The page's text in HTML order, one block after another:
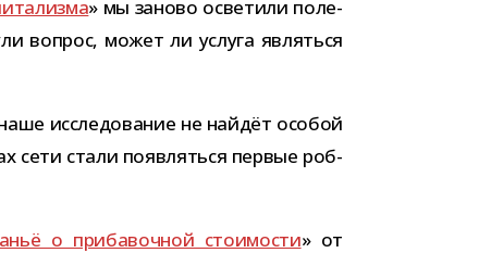
» мы заново осве­тили поле­
вопрос, может ли услуга являться
иссле­до­ва­ние не най­дёт осо­бой
сети стали появ­ляться пер­вые роб­
о при­ба­воч­ной сто­и­мо­сти» от